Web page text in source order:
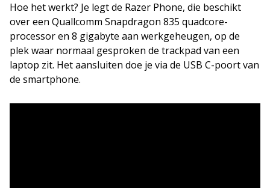
Hoe het werkt? Je legt de Razer Phone, die beschikt
over een Quallcomm Snapdragon 835 quadcore-
processor en 8 gigabyte aan werkgeheugen, op de
plek waar normaal gesproken de trackpad van een
laptop zit. Het aansluiten doe je via de USB C-poort van
de smartphone.